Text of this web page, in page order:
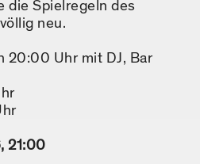
die Spielregeln des
neu.
20:00 Uhr mit DJ, Bar
21:00